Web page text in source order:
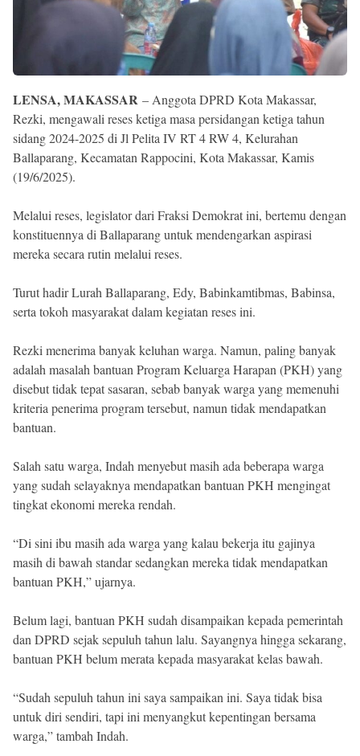
LENSA, MAKASSAR – Anggota DPRD Kota Makassar,
Rezki, mengawali reses ketiga masa persidangan ketiga tahun
sidang 2024-2025 di Jl Pelita IV RT 4 RW 4, Kelurahan
Ballaparang, Kecamatan Rappocini, Kota Makassar, Kamis
(19/6/2025).
Melalui reses, legislator dari Fraksi Demokrat ini, bertemu dengan
konstituennya di Ballaparang untuk mendengarkan aspirasi
mereka secara rutin melalui reses.
Turut hadir Lurah Ballaparang, Edy, Babinkamtibmas, Babinsa,
serta tokoh masyarakat dalam kegiatan reses ini.
Rezki menerima banyak keluhan warga. Namun, paling banyak
adalah masalah bantuan Program Keluarga Harapan (PKH) yang
disebut tidak tepat sasaran, sebab banyak warga yang memenuhi
kriteria penerima program tersebut, namun tidak mendapatkan
bantuan.
Salah satu warga, Indah menyebut masih ada beberapa warga
yang sudah selayaknya mendapatkan bantuan PKH mengingat
tingkat ekonomi mereka rendah.
“Di sini ibu masih ada warga yang kalau bekerja itu gajinya
masih di bawah standar sedangkan mereka tidak mendapatkan
bantuan PKH,” ujarnya.
Belum lagi, bantuan PKH sudah disampaikan kepada pemerintah
dan DPRD sejak sepuluh tahun lalu. Sayangnya hingga sekarang,
bantuan PKH belum merata kepada masyarakat kelas bawah.
“Sudah sepuluh tahun ini saya sampaikan ini. Saya tidak bisa
untuk diri sendiri, tapi ini menyangkut kepentingan bersama
warga,” tambah Indah.